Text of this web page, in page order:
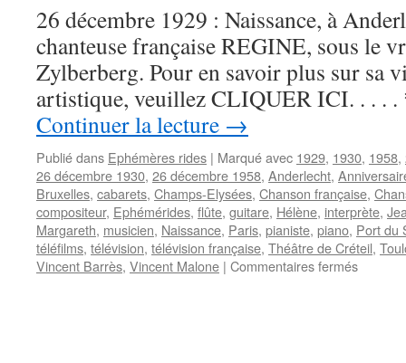
26 décembre 1929 : Naissance, à
chanteuse française REGINE, sous le
Zylberberg. Pour en savoir plus sur sa
artistique, veuillez CLIQUER ICI. .
Continuer la lecture →
Publié dans Ephémères rides | Marqué avec 1929, 1930, 1958,
26 décembre 1930, 26 décembre 1958, Anderlecht,
Bruxelles, cabarets, Champs-Elysées, Chanson française,
compositeur, Ephémérides, flûte, guitare, Hélène, interprète,
Margareth, musicien, Naissance, Paris, pianiste, piano, Port du
téléfilms, télévision, télévision française, Théâtre de Créteil,
Vincent Barrès, Vincent Malone | Commentaires ferméssur